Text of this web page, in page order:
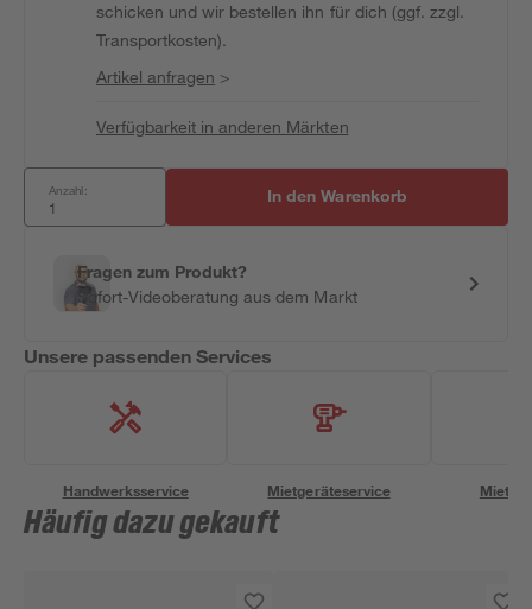
schicken und wir bestellen ihn für dich (ggf. zzgl.
Transportkosten).
Artikel anfragen >
Verfügbarkeit in anderen Märkten
Anzahl: In den Warenkorb
Fragen zum Produkt?
Sofort-Videoberatung aus dem Markt
Unsere passenden Services
Handwerksservice Mietgeräteservice
Häufig dazu gekauft